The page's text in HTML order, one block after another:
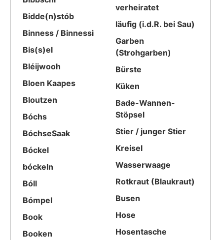
Bidde(n)stób
Binness / Binnessi
Bis(s)el
Bléijwooh
Bloen Kaapes
Bloutzen
Bóchs
BóchseSaak
Bóckel
bóckeln
Bóll
Bómpel
Book
Booken
verheiratet
läufig (i.d.R. bei Sau)
Garben
(Strohgarben)
Bürste
Küken
Bade-Wannen-
Stöpsel
Stier / junger Stier
Kreisel
Wasserwaage
Rotkraut (Blaukraut)
Busen
Hose
Hosentasche